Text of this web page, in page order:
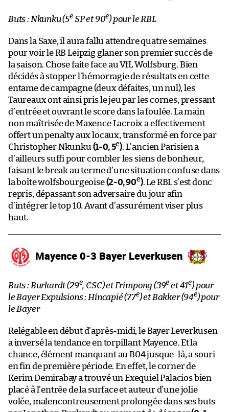
Buts : Nkunku (5eSP et 90e) pour le RBL
Dans la Saxe, il aura fallu attendre quatre semaines
pour voir le RB Leipzig glaner son premier succès de
la saison. Chose faite face au VfL Wolfsburg. Bien
décidés à stopper l’hémorragie de résultats en cette
entame de campagne (deux défaites, un nul), les
Taureaux ont ainsi pris le jeu par les cornes, pressant
d’entrée et ouvrant le score dans la foulée. La main
non maîtrisée de Maxence Lacroix a effectivement
offert un penalty aux locaux, transformé en force par
Christopher Nkunku (1-0, 5e). L’ancien Parisien a
d’ailleurs suffi pour combler les siens de bonheur,
faisant le break au terme d’une situation confuse dans
la boîte wolfsbourgeoise(2-0, 90e). Le RBL s’est donc
repris, dépassant son adversaire du jour afin
d’intégrer le top 10. Avant d’assurément viser plus
haut.
Mayence 0-3 Bayer Leverkusen
Buts : Burkardt (29e, CSC) et Frimpong (39e et 41e) pour
le Bayer Expulsions : Hincapié (77e) et Bakker (94e) pour
le Bayer
Relégable en début d’après-midi, le Bayer Leverkusen
a inversé la tendance en torpillant Mayence. Et la
chance, élément manquant au B04 jusque-là, a souri
en fin de première période. En effet, le corner de
Kerim Demirabay a trouvé un Exequiel Palacios bien
placé à l’entrée de la surface et auteur d’une jolie
volée, malencontreusement prolongée dans ses buts